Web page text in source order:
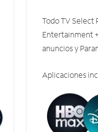
Todo TV Select
Entertainment
anuncios y
Aplicaciones